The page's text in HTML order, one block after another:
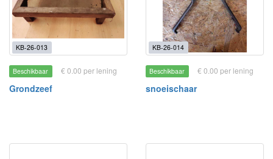
KB-26-013
Beschikbaar € 0.00 per lening
Grondzeef
KB-26-014
Beschikbaar € 0.00 per lening
snoeischaar